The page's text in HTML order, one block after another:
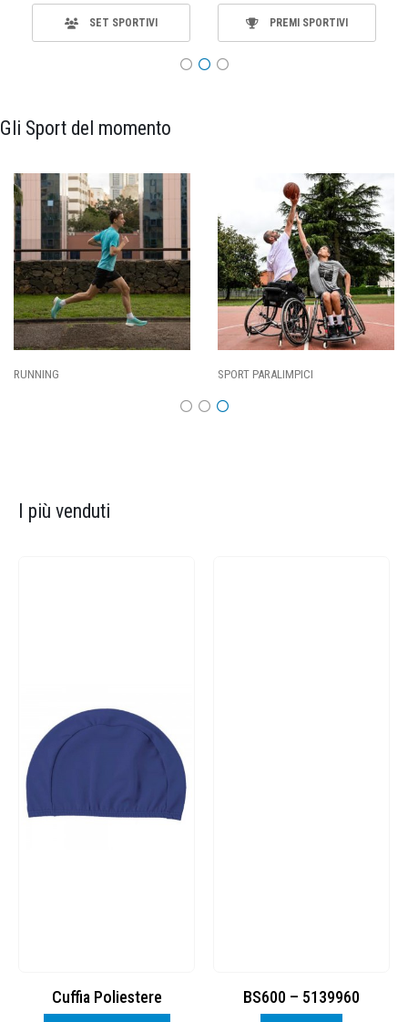
SET SPORTIVI PREMI SPORTIVI
Gli Sport del momento
SPORT PARALIMPICI CALCIO
I più venduti
Cuffia Poliestere BS600 – 5139960